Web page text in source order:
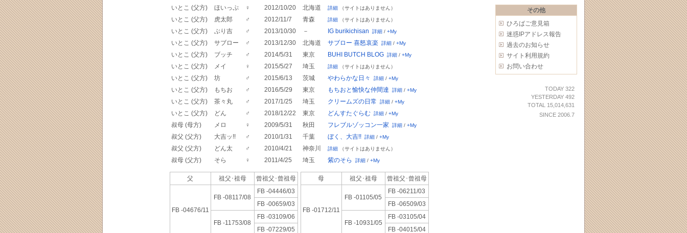
その他
ひろばご意見箱
迷惑IPアドレス報告
過去のお知らせ
サイト利用規約
お問い合わせ
TODAY 322
YESTERDAY 492
TOTAL 15,014,631
SINCE 2006.7
いとこ (父方) ほいっぷ ♀ 2012/10/20 北海道 詳細（サイトはありません）
いとこ (父方) 虎太郎 ♂ 2012/11/7 青森 詳細（サイトはありません）
いとこ (父方) ぶり吉 ♂ 2013/10/30 － IG burikichisan 詳細/ +My
いとこ (父方) サブロー ♂ 2013/12/30 北海道 サブロー 喜怒哀楽 詳細/ +My
いとこ (父方) ブッチ ♂ 2014/5/31 東京 BUHI BUTCH BLOG 詳細/ +My
いとこ (父方) メイ ♀ 2015/5/27 埼玉 詳細（サイトはありません）
いとこ (父方) 坊 ♂ 2015/6/13 茨城 やわらかな日々 詳細/ +My
いとこ (父方) もちお ♂ 2016/5/29 東京 もちおと愉快な仲間達 詳細/ +My
いとこ (父方) 茶々丸 ♂ 2017/1/25 埼玉 クリームズの日常 詳細/ +My
いとこ (父方) どん ♂ 2018/12/22 東京 どんすたぐらむ 詳細/ +My
叔母 (母方) メロ ♀ 2009/5/31 秋田 フレブルゾッコン一家 詳細/ +My
叔父 (父方) 大吉ッ!! ♂ 2010/1/31 千葉 ぼく、大吉!! 詳細/ +My
叔父 (父方) どん太 ♂ 2010/4/21 神奈川 詳細（サイトはありません）
叔母 (父方) そら ♀ 2011/4/25 埼玉 紫のそら 詳細/ +My
父 祖父･祖母 曾祖父･ 曾祖母
FB -04676/11
FB -08117/08
FB -04446/03
FB -00659/03
FB -11753/08
FB -03109/06
FB -07229/05
母 祖父･祖母 曾祖父･ 曾祖母
FB -01712/11
FB -01105/05
FB -06211/03
FB -06509/03
FB -10931/05
FB -03105/04
FB -04015/04